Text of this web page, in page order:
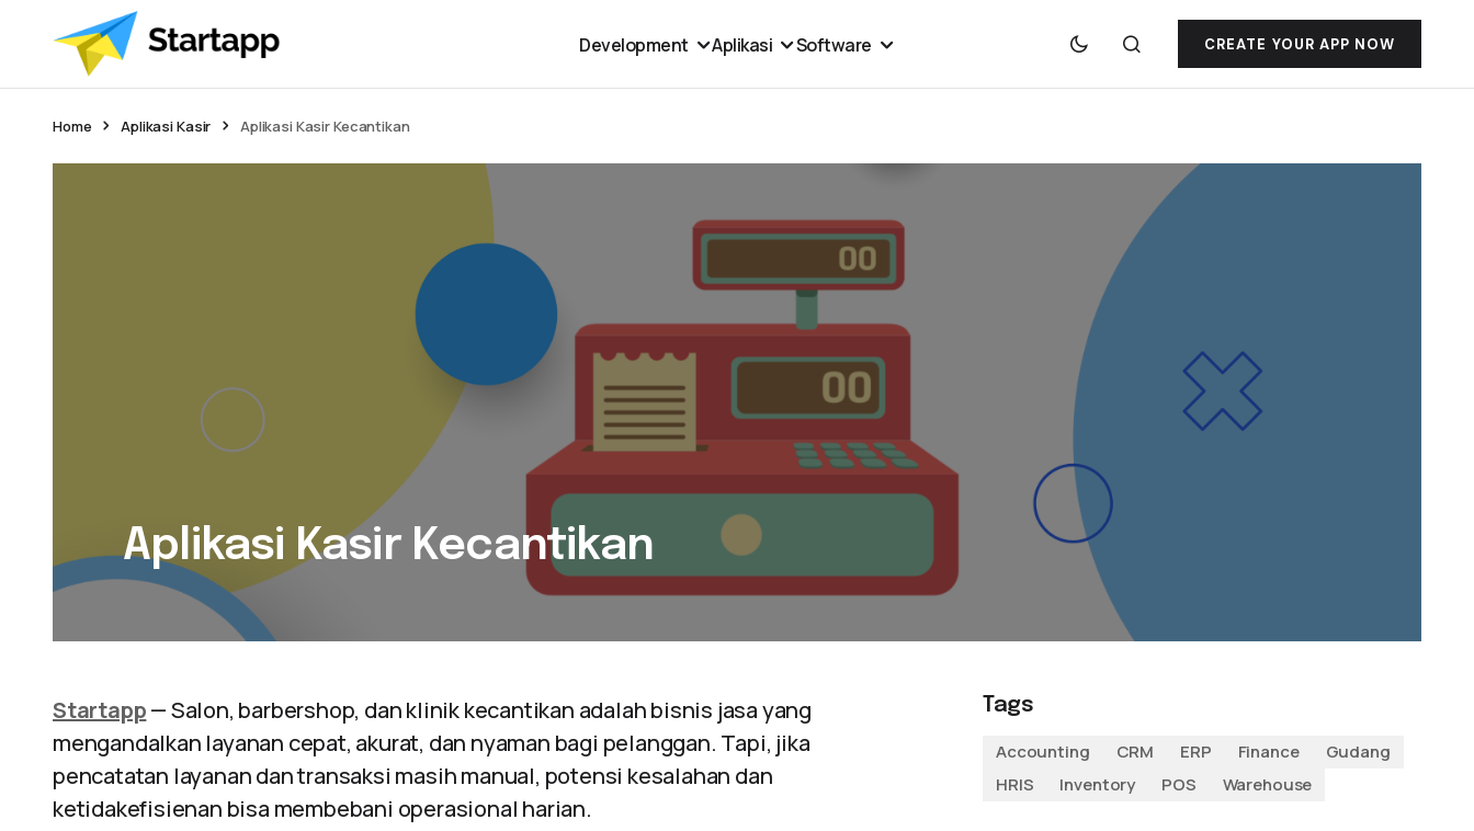
Development Aplikasi Software CREATE YOUR APP NOW
Home Aplikasi Kasir Aplikasi Kasir Kecantikan
Aplikasi Kasir Kecantikan
Startapp— Salon, barbershop, dan klinik kecantikan adalah bisnis jasa yang
mengandalkan layanan cepat, akurat, dan nyaman bagi pelanggan. Tapi, jika
pencatatan layanan dan transaksi masih manual, potensi kesalahan dan
ketidakefisienan bisa membebani operasional harian.
Tags
Accounting
CRM ERP Finance
Gudang
HRIS
Inventory POS Warehouse